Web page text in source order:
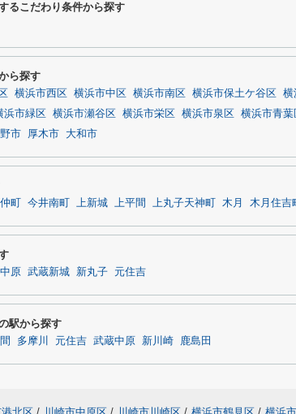
るこだわり条件から探す
ら探す
横浜市西区 横浜市中区 横浜市南区 横浜市保土ケ谷区 横
浜市緑区 横浜市瀬谷区 横浜市栄区 横浜市泉区 横浜市青葉
市 厚木市 大和市
町 今井南町 上新城 上平間 上丸子天神町 木月 木月住吉町
原 武蔵新城 新丸子 元住吉
駅から探す
多摩川 元住吉 武蔵中原 新川崎 鹿島田